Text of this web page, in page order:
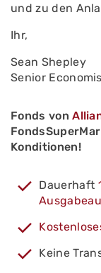
und zu den
Ihr,
Sean Shepley
Senior
Fonds von
Konditionen!
Dauerhaft
Keine